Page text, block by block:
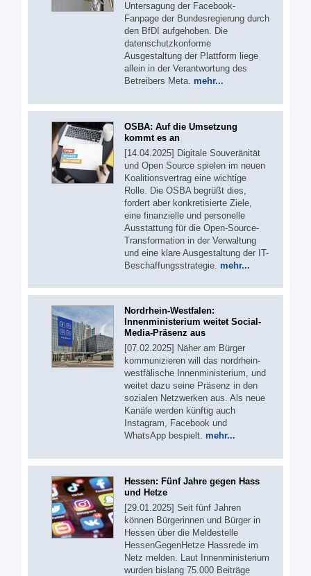
Untersagung der Facebook-
Fanpage der Bundesregierung durch
den BfDI aufgehoben. Die
datenschutzkonforme
Ausgestaltung der Plattform liege
allein in der Verantwortung des
Betreibers Meta. mehr...
OSBA: Auf die Umsetzung
kommt es an
[14.04.2025] Digitale Souveränität
und Open Source spielen im neuen
Koalitionsvertrag eine wichtige
Rolle. Die OSBA begrüßt dies,
fordert aber konkretisierte Ziele,
eine finanzielle und personelle
Ausstattung für die Open-Source-
Transformation in der Verwaltung
und eine klare Ausgestaltung der IT-
Beschaffungsstrategie. mehr...
Nordrhein-Westfalen:
Innenministerium weitet Social-
Media-Präsenz aus
[07.02.2025] Näher am Bürger
kommunizieren will das nordrhein-
westfälische Innenministerium, und
weitet dazu seine Präsenz in den
sozialen Netzwerken aus. Als neue
Kanäle werden künftig auch
Instagram, Facebook und
WhatsApp bespielt. mehr...
Hessen: Fünf Jahre gegen Hass
und Hetze
[29.01.2025] Seit fünf Jahren
können Bürgerinnen und Bürger in
Hessen über die Meldestelle
HessenGegenHetze Hassrede im
Netz melden. Laut Innenministerium
wurden bislang 75.000 Beiträge